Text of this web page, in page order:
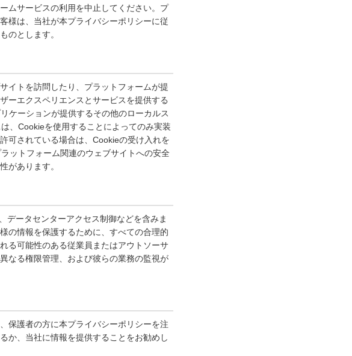
ムサービスの利用を中止してください。プ
様は、当社が本プライバシーポリシーに従
のとします。
イトを訪問したり、プラットフォームが提
ーエクスペリエンスとサービスを提供する
ケーションが提供するその他のローカルス
、Cookieを使用することによってのみ実装
可されている場合は、Cookieの受け入れを
ットフォーム関連のウェブサイトへの安全
があります。
データセンターアクセス制御などを含みま
の情報を保護するために、すべての合理的
る可能性のある従業員またはアウトソーサ
なる権限管理、および彼らの業務の監視が
保護者の方に本プライバシーポリシーを注
か、当社に情報を提供することをお勧めし